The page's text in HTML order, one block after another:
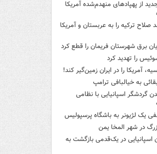
از پهپادهای منهدم‌شده آمریکا
صلاح ترکیه را به عربستان و آمریکا
برق شهرستان فریمان را قطع کرد
را تهدید کرد
آمریکا را در ایران زمین‌گیر کند!
به خیالبافی ترامپ
گردشگر اسپانیایی با نظامی
یک لژیونر به باشگاه پرسپولیس
در شهر المخا یمن
اسپانیایی در یک‌قدمی بازگشت به